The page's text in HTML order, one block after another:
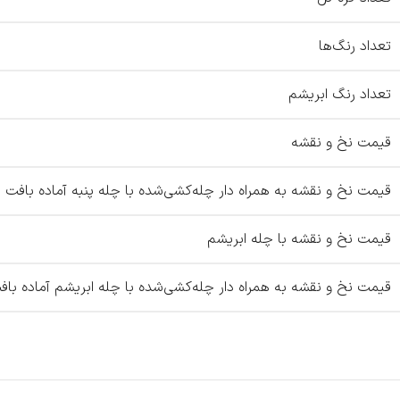
تعداد رنگ‌ها
تعداد رنگ ابریشم
قیمت نخ و نقشه
قیمت نخ و نقشه به همراه دار چله‌کشی‌شده با چله پنبه آماده بافت
قیمت نخ و نقشه با چله ابریشم
قیمت نخ و نقشه به همراه دار چله‌کشی‌شده با چله ابریشم آماده